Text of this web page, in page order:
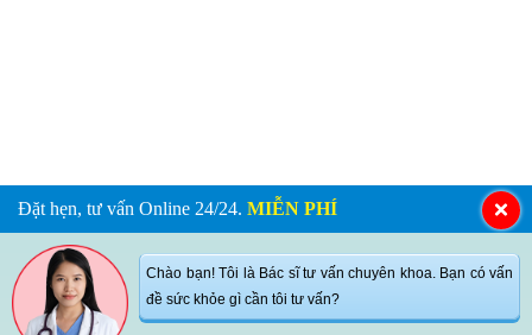
Đặt hẹn, tư vấn Online 24/24. MIỄN PHÍ
Chào bạn! Tôi là Bác sĩ tư vấn chuyên khoa. Bạn có vấn
đề sức khỏe gì cần tôi tư vấn?